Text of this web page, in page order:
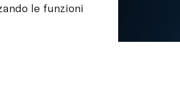
le funzioni